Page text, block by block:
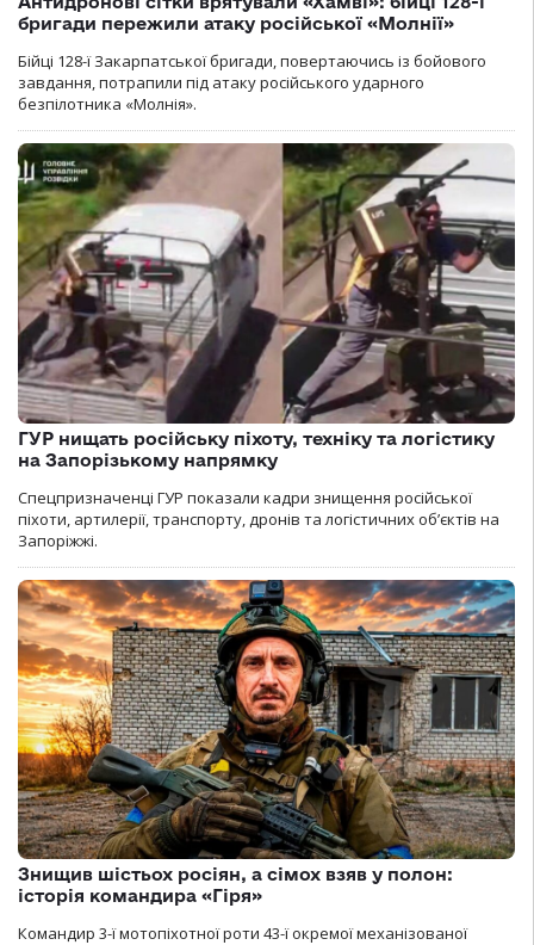
бригади пережили атаку російської «Молнії»
Бійці 128-ї Закарпатської бригади, повертаючись із бойового
завдання, потрапили під атаку російського ударного
безпілотника «Молнія».
ГУР нищать російську піхоту, техніку та логістику
на Запорізькому напрямку
Спецпризначенці ГУР показали кадри знищення російської
піхоти, артилерії, транспорту, дронів та логістичних об’єктів на
Запоріжжі.
Знищив шістьох росіян, а сімох взяв у полон:
історія командира «Гіря»
Командир 3-ї мотопіхотної роти 43-ї окремої механізованої